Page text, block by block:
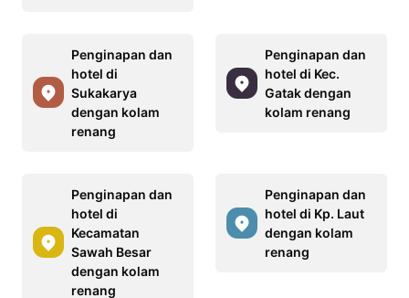
Penginapan dan
hotel di
Sukakarya
dengan kolam
renang
Penginapan dan
hotel di Kec.
Gatak dengan
kolam renang
Penginapan dan
hotel di
Kecamatan
Sawah Besar
dengan kolam
renang
Penginapan dan
hotel di Kp. Laut
dengan kolam
renang